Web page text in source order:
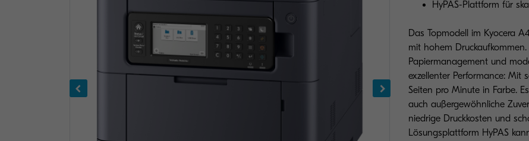
HyPAS-Plattform für
Das Topmodell im Kyocera
mit hohem
Papiermanagement und
exzellenter Performance: Mit
Seiten pro Minute in Farbe.
auch außergewöhnliche
niedrige Druckkosten und
Lösungsplattform HyPAS